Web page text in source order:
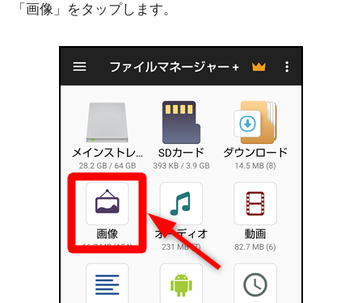
「画像」をタップします。